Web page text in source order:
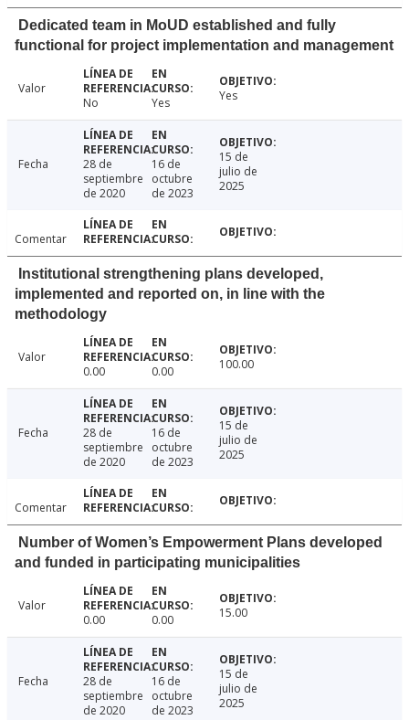
Dedicated team in MoUD established and fully
functional for project implementation and management
Valor
No
Yes Yes
Fecha
28 de
septiembre
de 2020
16 de
octubre
de 2023
15 de
julio de
2025
Comentar
Institutional strengthening plans developed,
implemented and reported on, in line with the
methodology
Valor
0.00
0.00 100.00
Fecha
28 de
septiembre
de 2020
16 de
octubre
de 2023
15 de
julio de
2025
Comentar
Number of Women’s Empowerment Plans developed
and funded in participating municipalities
Valor
0.00
0.00 15.00
Fecha
28 de
septiembre
de 2020
16 de
octubre
de 2023
15 de
julio de
2025